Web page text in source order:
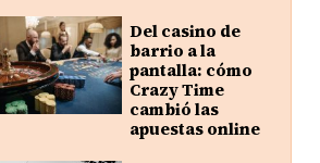
Del casino de
barrio a la
pantalla: cómo
Crazy Time
cambió las
apuestas online